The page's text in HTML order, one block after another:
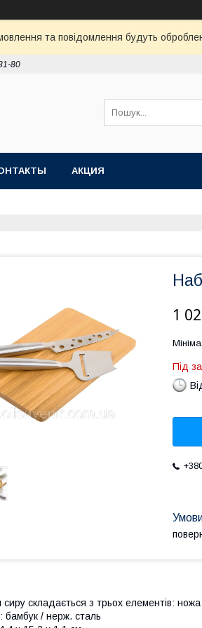
та повідомлення будуть
80
АКЦИЯ
1
Під
складається з трьох елементів:
бамбук / нерж. сталь